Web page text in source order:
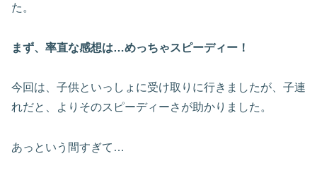
た。
まず、率直な感想は…めっちゃスピーディー！
今回は、子供といっしょに受け取りに行きましたが、子連
れだと、よりそのスピーディーさが助かりました。
あっという間すぎて…